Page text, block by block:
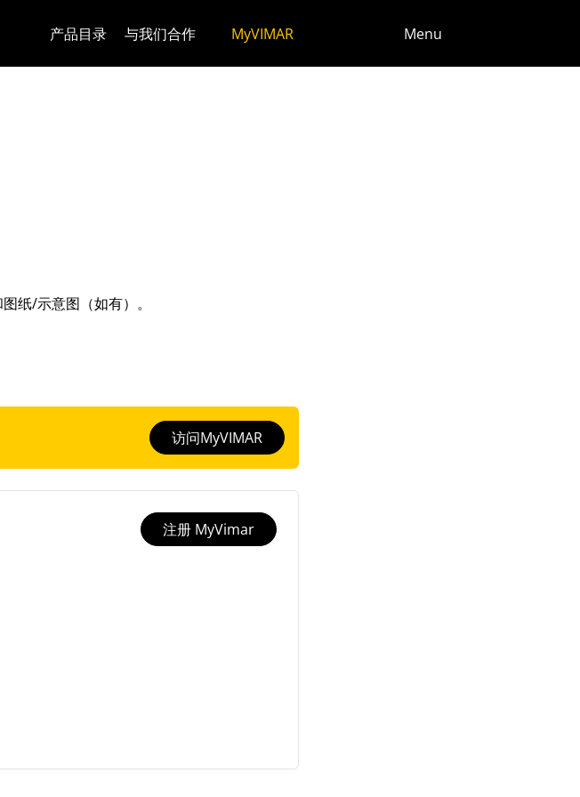
产品目录 与我们合作 MyVIMAR Menu
纸/示意图（如有）。
访问MyVIMAR
注册 MyVimar